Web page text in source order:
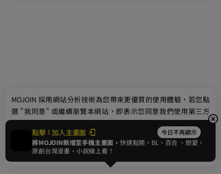
點擊 加入主畫面 今日不再顯示
將MOJOIN新增至手機主畫面，快速點開，BL、 百合 、戀愛，
原創台灣漫畫、小說線上看！
MOJOIN 採用網站分析技術為您帶來更優質的使用體驗，若您點
選 "我同意" 或繼續瀏覽本網站，即表示您同意我們使用第三方
Cookie，欲瞭解更多資訊請見隱私權政策。
我同意